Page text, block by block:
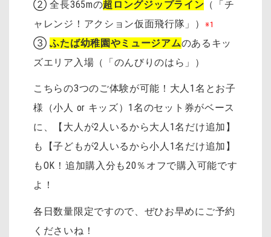
② 全長365mの超ロングジップライン （「チ
ャレンジ！アクション仮面飛行隊」）
※1
③ふたば幼稚園やミュージアムのあるキッ
ズエリア入場（「のんびりのはら」）
こちらの3つのご体験が可能！大人1名とお子
様（小人 or キッズ）1名のセット券がベース
に、【大人が2人いるから大人1名だけ追加】
も【子どもが2人いるから小人1名だけ追加】
もOK！追加購入分も20％オフで購入可能です
よ！
各日数量限定ですので、ぜひお早めにご予約
くださいね！